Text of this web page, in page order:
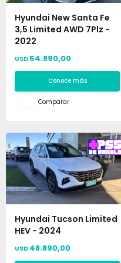
Hyundai New Santa Fe
3,5 Limited AWD 7Plz -
2022
USD 54.890,00
Conoce más
Comparar
Hyundai Tucson Limited
HEV - 2024
USD 48.890,00